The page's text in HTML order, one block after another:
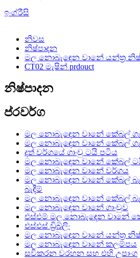
ඉංග්රීසි
නිවස
නිෂ්පාදන
මල නොබැඳෙන වානේ යන්ත්‍ර
CT02 මැෂින් prdouct
නිෂ්පාදන
ප්රවර්ග
මල නොබැඳෙන වානේ කේබල්
මල නොබැඳෙන වානේ කේබල්
දත් වර්ගයේ ගාංචු ටයි පටිය
මල නොබැඳෙන වානේ කේබල්
මල නොබැඳෙන වානේ වර්ගය
මල නොබැඳෙන වානේ කේබල්
බැඳීම්
මල නොබැඳෙන වානේ කේබල්
මල නොබැඳෙන වානේ ගාංචුව
එස්එම් මල නොබැඳෙන වානේ
එස්එස් ඩ්‍රිබ්ලිං
මල නොබැඳෙන වානේ යන්ත්‍ර
මල නොබැඳෙන වානේ කලම්පය
සවිකරන වරහන සහ එහි උපාංග